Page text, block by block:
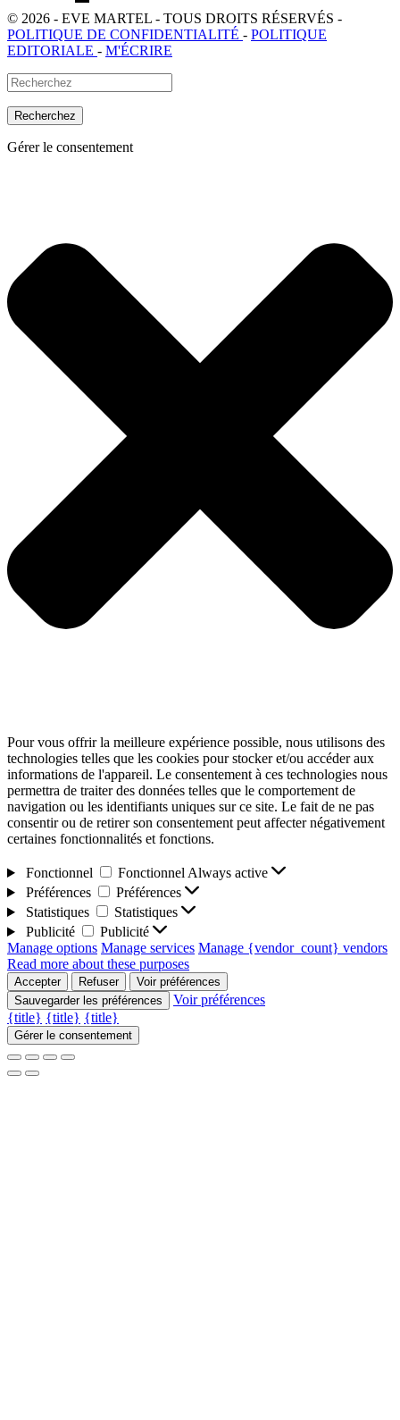
© 2026 - EVE MARTEL - TOUS DROITS RÉSERVÉS -
POLITIQUE DE CONFIDENTIALITÉ - POLITIQUE
EDITORIALE - M'ÉCRIRE
Gérer le consentement
Pour vous offrir la meilleure expérience possible, nous utilisons des
technologies telles que les cookies pour stocker et/ou accéder aux
informations de l'appareil. Le consentement à ces technologies nous
permettra de traiter des données telles que le comportement de
navigation ou les identifiants uniques sur ce site. Le fait de ne pas
consentir ou de retirer son consentement peut affecter négativement
certaines fonctionnalités et fonctions.
Fonctionnel Fonctionnel Always active
Préférences
Préférences
Statistiques
Statistiques
Publicité
Publicité
Manage options Manage services Manage {vendor_count} vendors
Read more about these purposes
Accepter Refuser
Voir préférences
Sauvegarder les préférences
Voir préférences
{title} {title} {title}
Gérer le consentement